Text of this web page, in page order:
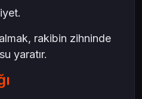
rakibin zihninde
yaratır.